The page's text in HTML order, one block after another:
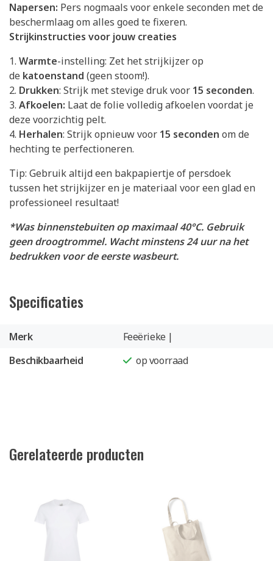
Napersen: Pers nogmaals voor enkele seconden met de
beschermlaag om alles goed te fixeren.
Strijkinstructies voor jouw creaties
1. Warmte-instelling: Zet het strijkijzer op
de katoenstand (geen stoom!).
2. Drukken: Strijk met stevige druk voor 15 seconden.
3. Afkoelen: Laat de folie volledig afkoelen voordat je
deze voorzichtig pelt.
4. Herhalen: Strijk opnieuw voor 15 seconden om de
hechting te perfectioneren.
Tip: Gebruik altijd een bakpapiertje of persdoek
tussen het strijkijzer en je materiaal voor een glad en
professioneel resultaat!
*Was binnenstebuiten op maximaal 40°C. Gebruik
geen droogtrommel. Wacht minstens 24 uur na het
bedrukken voor de eerste wasbeurt.
Specificaties
Merk
Feeërieke |
Beschikbaarheid
op voorraad
Gerelateerde producten